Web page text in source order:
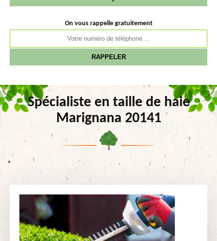
On vous rappelle gratuitement
Spécialiste en taille de haie
Marignana 20141